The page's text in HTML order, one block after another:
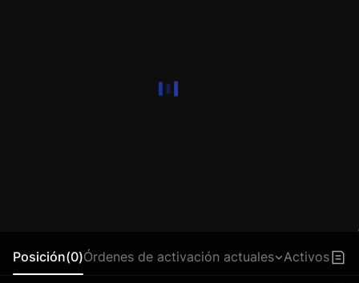
Posición(0)Órdenes de activación actuales Activos